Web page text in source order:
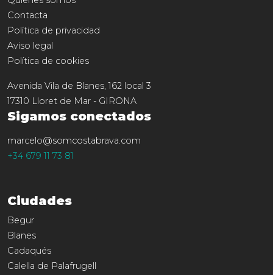
Contacta
Política de privacidad
Aviso legal
Política de cookies
Avenida Vila de Blanes, 162 local 3
17310 Lloret de Mar - GIRONA
Sigamos conectados
marcelo@somcostabrava.com
+34 679 11 73 81
Ciudades
Begur
Blanes
Cadaqués
Calella de Palafrugell